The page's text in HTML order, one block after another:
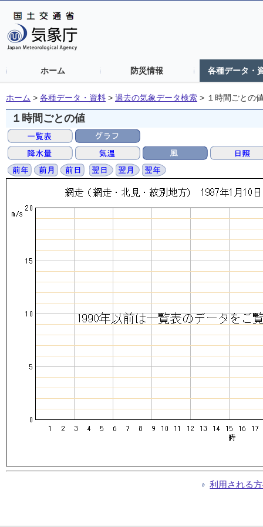
ホーム 防災情報 各種データ・
ホーム > 各種データ・資料 > 過去の気象データ検索 > １時間ごとの
１時間ごとの値
利用される